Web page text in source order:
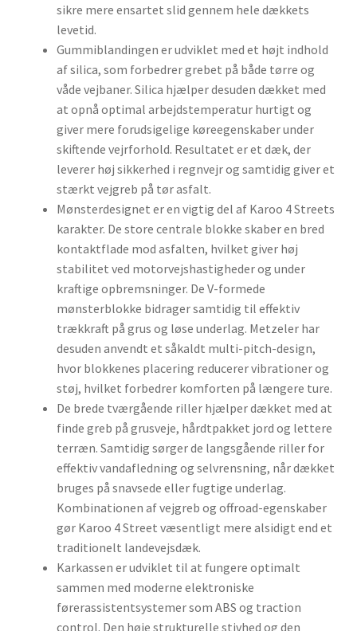
sikre mere ensartet slid gennem hele dækkets
levetid.
Gummiblandingen er udviklet med et højt indhold
af silica, som forbedrer grebet på både tørre og
våde vejbaner. Silica hjælper desuden dækket med
at opnå optimal arbejdstemperatur hurtigt og
giver mere forudsigelige køreegenskaber under
skiftende vejrforhold. Resultatet er et dæk, der
leverer høj sikkerhed i regnvejr og samtidig giver et
stærkt vejgreb på tør asfalt.
Mønsterdesignet er en vigtig del af Karoo 4 Streets
karakter. De store centrale blokke skaber en bred
kontaktflade mod asfalten, hvilket giver høj
stabilitet ved motorvejshastigheder og under
kraftige opbremsninger. De V-formede
mønsterblokke bidrager samtidig til effektiv
trækkraft på grus og løse underlag. Metzeler har
desuden anvendt et såkaldt multi-pitch-design,
hvor blokkenes placering reducerer vibrationer og
støj, hvilket forbedrer komforten på længere ture.
De brede tværgående riller hjælper dækket med at
finde greb på grusveje, hårdtpakket jord og lettere
terræn. Samtidig sørger de langsgående riller for
effektiv vandafledning og selvrensning, når dækket
bruges på snavsede eller fugtige underlag.
Kombinationen af vejgreb og offroad-egenskaber
gør Karoo 4 Street væsentligt mere alsidigt end et
traditionelt landevejsdæk.
Karkassen er udviklet til at fungere optimalt
sammen med moderne elektroniske
førerassistentsystemer som ABS og traction
control. Den høje strukturelle stivhed og den